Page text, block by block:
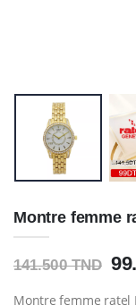
Montre femme
141.500 TND
Montre femme ratel